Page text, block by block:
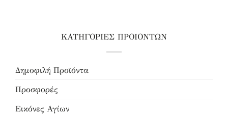
ΚΑΤΗΓΟΡΙΕΣ ΠΡΟΙΟΝΤΩΝ
Δημοφιλή Προϊόντα
Προσφορές
Εικόνες Αγίων